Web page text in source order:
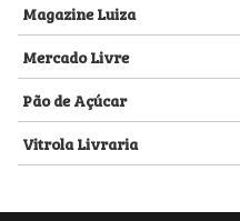
Magazine Luiza
Mercado Livre
Pão de Açúcar
Vitrola Livraria